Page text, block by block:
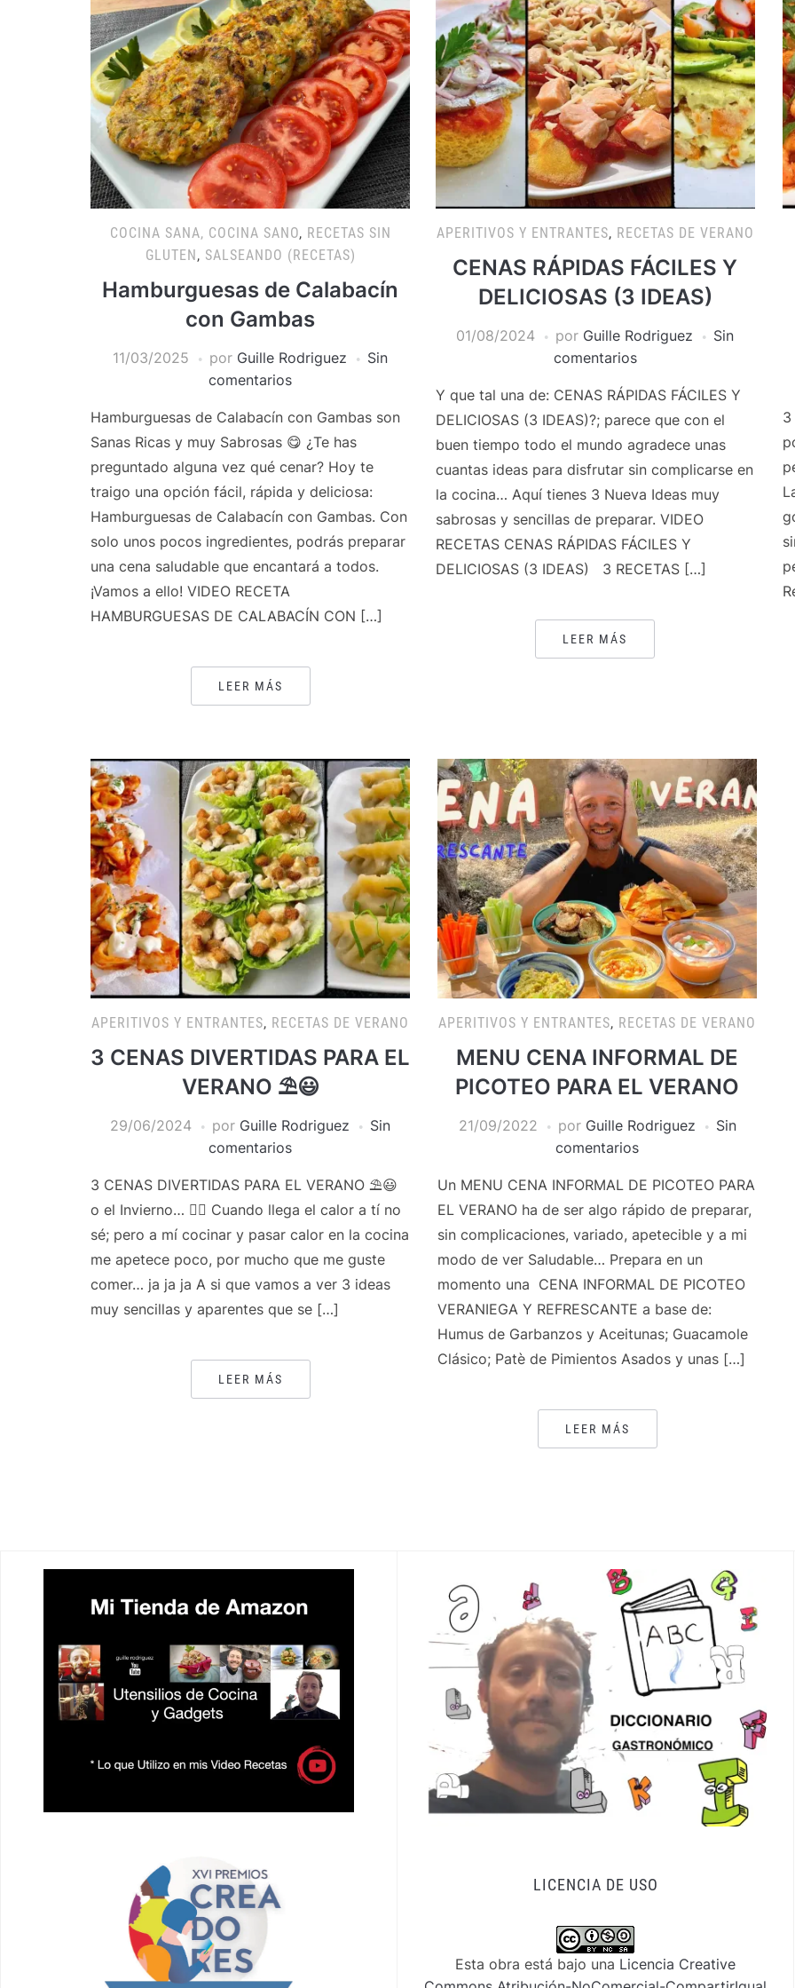
COCINA SANA, COCINA SANO, RECETAS SIN
GLUTEN, SALSEANDO (RECETAS)
Hamburguesas de Calabacín
con Gambas
11/03/2025 por Guille Rodriguez
Sin
comentarios
Hamburguesas de Calabacín con Gambas son
Sanas Ricas y muy Sabrosas 😋 ¿Te has
preguntado alguna vez qué cenar? Hoy te
traigo una opción fácil, rápida y deliciosa:
Hamburguesas de Calabacín con Gambas. Con
solo unos pocos ingredientes, podrás preparar
una cena saludable que encantará a todos.
¡Vamos a ello! VIDEO RECETA
HAMBURGUESAS DE CALABACÍN CON […]
LEER MÁS
APERITIVOS Y ENTRANTES, RECETAS DE VERANO
CENAS RÁPIDAS FÁCILES Y
DELICIOSAS (3 IDEAS)
01/08/2024 por Guille Rodriguez
Sin
comentarios
Y que tal una de: CENAS RÁPIDAS FÁCILES Y
DELICIOSAS (3 IDEAS)?; parece que con el
buen tiempo todo el mundo agradece unas
cuantas ideas para disfrutar sin complicarse en
la cocina… Aquí tienes 3 Nueva Ideas muy
sabrosas y sencillas de preparar. VIDEO
RECETAS CENAS RÁPIDAS FÁCILES Y
DELICIOSAS (3 IDEAS) 3 RECETAS […]
LEER MÁS
3
APERITIVOS Y ENTRANTES, RECETAS DE VERANO
3 CENAS DIVERTIDAS PARA EL
VERANO ⛱️😃
29/06/2024 por Guille Rodriguez
Sin
comentarios
3 CENAS DIVERTIDAS PARA EL VERANO ⛱️😃
o el Invierno… 👍🏻 Cuando llega el calor a tí no
sé; pero a mí cocinar y pasar calor en la cocina
me apetece poco, por mucho que me guste
comer… ja ja ja A si que vamos a ver 3 ideas
muy sencillas y aparentes que se […]
LEER MÁS
APERITIVOS Y ENTRANTES, RECETAS DE VERANO
MENU CENA INFORMAL DE
PICOTEO PARA EL VERANO
21/09/2022 por Guille Rodriguez
Sin
comentarios
Un MENU CENA INFORMAL DE PICOTEO PARA
EL VERANO ha de ser algo rápido de preparar,
sin complicaciones, variado, apetecible y a mi
modo de ver Saludable… Prepara en un
momento una CENA INFORMAL DE PICOTEO
VERANIEGA Y REFRESCANTE a base de:
Humus de Garbanzos y Aceitunas; Guacamole
Clásico; Patè de Pimientos Asados y unas […]
LEER MÁS
LICENCIA DE USO
Esta obra está bajo una Licencia Creative